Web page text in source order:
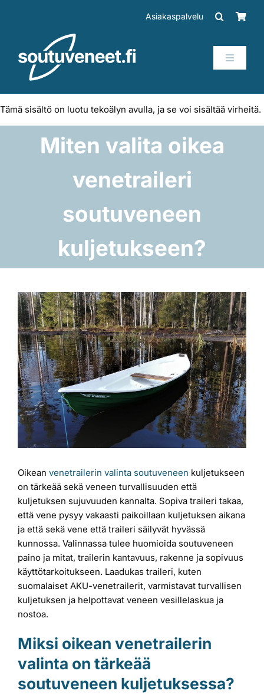
Asiakaspalvelu
Toggle
Perämoottorit
Tarvikkeet
Valmistajat
Rahoitus
Asiakaskokemuksia
Tämä sisältö on luotu tekoälyn avulla, ja se voi sisältää virheitä.
Miten valita oikea
venetraileri
soutuveneen
kuljetukseen?
Katso
kuvaa
isompana
Oikean venetrailerin valinta soutuveneen kuljetukseen
on tärkeää sekä veneen turvallisuuden että
kuljetuksen sujuvuuden kannalta. Sopiva traileri takaa,
että vene pysyy vakaasti paikoillaan kuljetuksen aikana
ja että sekä vene että traileri säilyvät hyvässä
kunnossa. Valinnassa tulee huomioida soutuveneen
paino ja mitat, trailerin kantavuus, rakenne ja sopivuus
käyttötarkoitukseen. Laadukas traileri, kuten
suomalaiset AKU-venetrailerit, varmistavat turvallisen
kuljetuksen ja helpottavat veneen vesillelaskua ja
nostoa.
Miksi oikean venetrailerin
valinta on tärkeää
soutuveneen kuljetuksessa?